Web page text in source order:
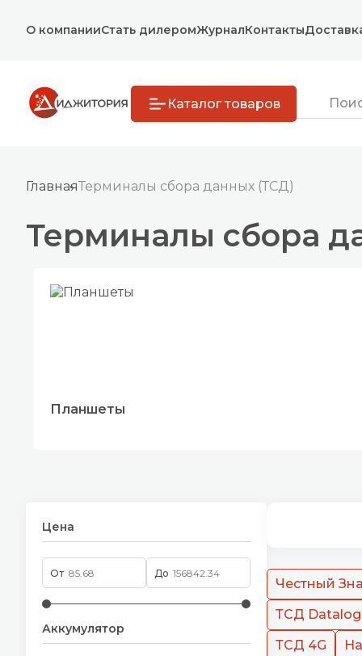
О компанииСтать дилеромЖурналКонтакты
Каталог товаров
ГлавнаяТерминалы сбора данных (ТСД)
Терминалы сбора
Планшеты
Цена
От До
Аккумулятор
Честный
ТСД
ТСД 4G